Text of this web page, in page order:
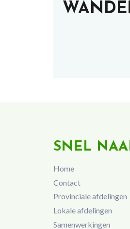
SNEL
Home
Contact
Provinciale afdelingen
Lokale afdelingen
Samenwerkingen